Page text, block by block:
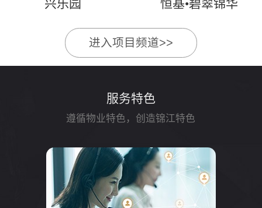
兴乐园 恒基•碧翠锦华
进入项目频道>>
服务特色
遵循物业特色，创造锦江特色